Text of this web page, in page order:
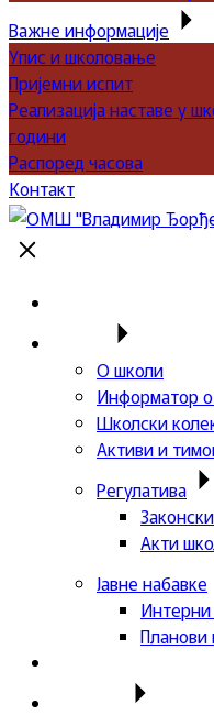
Важне информације
Упис и школовање
Пријемни испит
Реализација наставе у
години
Распоред часова
Контакт
О школи
Информатор
Школски
Активи и
Регулатива
Акти
Јавне набавке
Интерни
Планови